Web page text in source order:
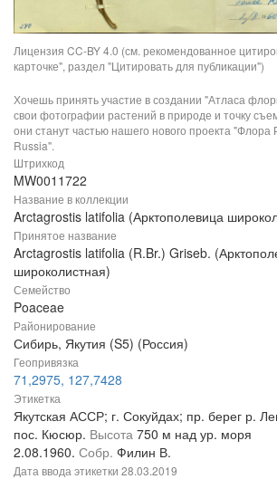
Лицензия CC-BY 4.0 (см. рекомендованное
карточке", раздел "Цитировать для публикации")
Хочешь принять участие в создании "Атласа
свои фотографии растений в природе и точку
они станут частью нашего нового проекта "Флора
Russia".
Штрихкод
MW0011722
Название в коллекции
Arctagrostis latifolia (Арктополевица
Принятое название
Arctagrostis latifolia (R.Br.) Griseb.
широколистная)
Семейство
Poaceae
Районирование
Сибирь, Якутия (S5) (Россия)
Геопривязка
71,2975, 127,7428
Этикетка
Якутская АССР; г. Сокуйдах; пр. берег р.
пос. Кюсюр. Высота 750 м над ур. моря
2.08.1960. Собр. Филин В.
Дата ввода этикетки 28.03.2019